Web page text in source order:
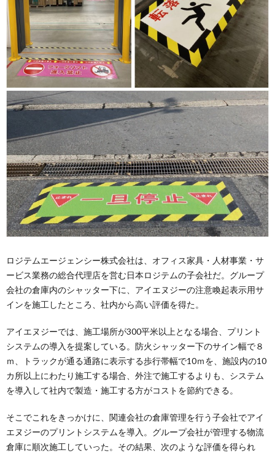
ロジテムエージェンシー株式会社は、オフィス家具・人材事業・サ
ービス業務の総合代理店を営む日本ロジテムの子会社だ。グループ
会社の倉庫内のシャッター下に、アイエヌジーの注意喚起表示用サ
インを施工したところ、社内から高い評価を得た。
アイエヌジーでは、施工場所が300平米以上となる場合、プリント
システムの導入を提案している。防火シャッター下のサイン幅で８
ｍ、トラックが通る通路に表示する歩行帯幅で10ｍを、施設内の10
カ所以上にわたり施工する場合、外注で施工するよりも、システム
を導入して社内で製造・施工する方がコストを節約できる。
そこでこれをきっかけに、関連会社の倉庫管理を行う子会社でアイ
エヌジーのプリントシステムを導入。グループ会社が管理する物流
倉庫に順次施工していった。その結果、次のような評価を得られ